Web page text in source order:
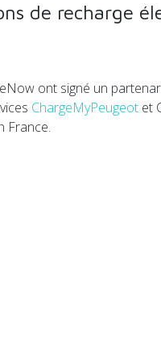
de recharge
ont signé un
ChargeMyPeugeot et
France.